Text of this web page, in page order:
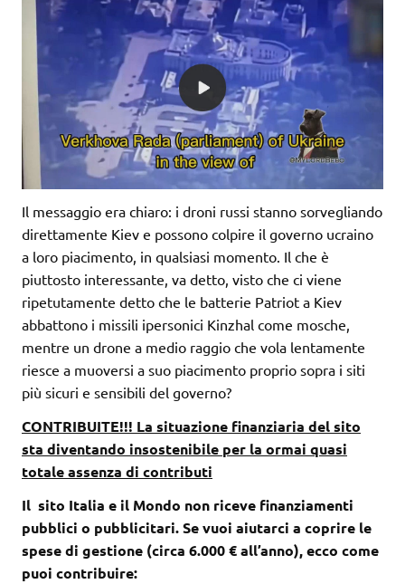
Il messaggio era chiaro: i droni russi stanno sorvegliando
direttamente Kiev e possono colpire il governo ucraino
a loro piacimento, in qualsiasi momento. Il che è
piuttosto interessante, va detto, visto che ci viene
ripetutamente detto che le batterie Patriot a Kiev
abbattono i missili ipersonici Kinzhal come mosche,
mentre un drone a medio raggio che vola lentamente
riesce a muoversi a suo piacimento proprio sopra i siti
più sicuri e sensibili del governo?
CONTRIBUITE!!! La situazione finanziaria del sito
sta diventando insostenibile per la ormai quasi
totale assenza di contributi
Il sito Italia e il Mondo non riceve finanziamenti
pubblici o pubblicitari. Se vuoi aiutarci a coprire le
spese di gestione (circa 6.000 € all’anno), ecco come
puoi contribuire: